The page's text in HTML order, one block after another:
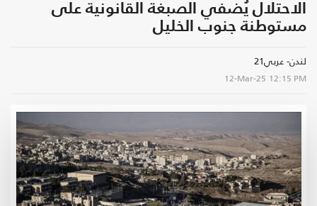
الاحتلال يُضفي الصبغة القانونية على
مستوطنة جنوب الخليل
لندن- عربي21
12-Mar-25 12:15 PM